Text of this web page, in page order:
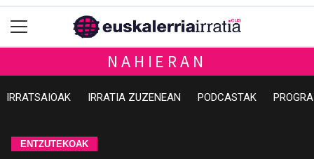
NAHIERAN
IRRATSAIOAK IRRATIA ZUZENEAN PODCASTAK
ENTZUTEKOAK